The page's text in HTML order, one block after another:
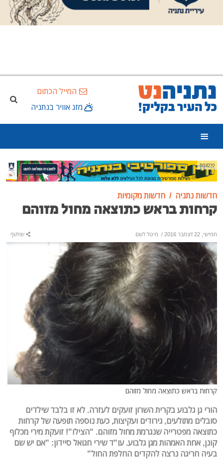
המייל הכתום
מזג אוויר בנתניה
פרסומת
חדשות נתניה חדשות מקומיות
קרחות בראש כתוצאה מחול מזוהם
חמישי, 22 דצמבר 2016 / מיטל לשם שיתוף
קרחות בראש כתוצאה מחול מזוהם
הורי גן גלבוע בקרית השרון זועקים לעזרה. לא זו בלבד שילדים
סובלים מתולעים, גירודים ועקיצות, כעת נוספה תופעה של קרחות
כתוצאה מפטרייה שנגרמת מחול מזוהם. "הצילו"! זועקת מירי מכלוף
קונן, אחת האמהות מגן גלבוע. עו"ד שירי חגואל סיידון: "אם יש שם
בעיה חריגה נרצה להקדים החלפת החול"